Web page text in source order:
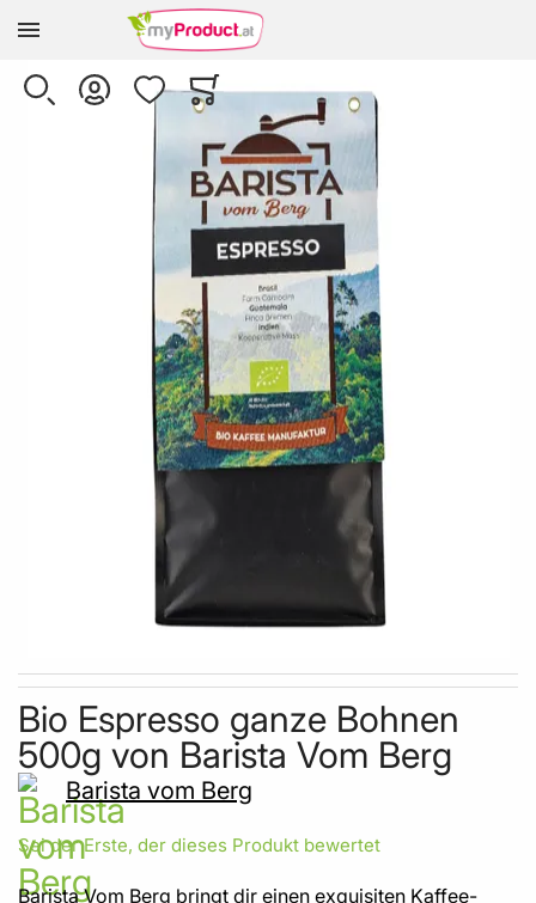
Zur Homepage
SUCHE KONTO WUNSCHLISTEWARENKORB
Minicart
Skip to the beginning of the images gallery
Bio Espresso ganze Bohnen
500g von Barista Vom Berg
Barista vom Berg
Sei der Erste, der dieses Produkt bewertet
Barista Vom Berg bringt dir einen exquisiten Kaffee-